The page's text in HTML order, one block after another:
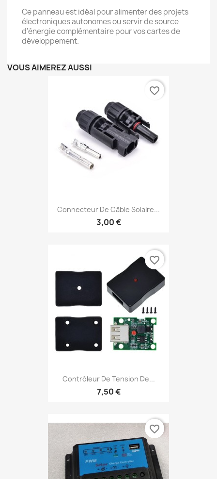
Ce panneau est idéal pour alimenter des projets
électroniques autonomes ou servir de source
d'énergie complémentaire pour vos cartes de
développement.
VOUS AIMEREZ AUSSI
Connecteur De Câble Solaire...
3,00 €
favorite_border
Contrôleur De Tension De...
7,50 €
favorite_border
favorite_border